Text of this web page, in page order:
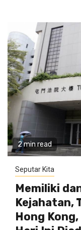
2 min read
Seputar Kita
Memiliki
Kejahatan,
Hong